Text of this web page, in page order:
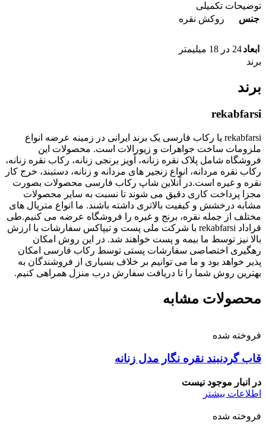
توضیحات تکمیلی
جنس
روکش نقره
ابعاد24 در 18 میلیمتر
برند
برند
rekabfarsi
rekabfarsi یا رکاب فارسی یک برند ایرانی در زمینه عرضه انواع
ملزومات ساخت جواهرات و زیورالات است. محصولات این
فروشگاه شامل پلاک نقره زنانه، آویز برنجی زنانه، رکاب نقره زنانه،
رکاب نقره مردانه، انواع زنجیر های مردانه و زنانه، دستبند، خرج کار
نقره و غیره است.در آنلاین شاپ رکاب فارسی محصولات بصورت
مجزا پرداخت کاری دقیق می شوند تا نسبت به سایر محصولات
مشابه درخشش و کیفیت بالاتری داشته باشند. ما انواع متریال های
مختلف از جمله نقره، برنج و غیره را فروشگاه عرضه می کنیم.طی
قراداد rekabfarsi با شرکت ملی پست و تیپاکس سفارشات با ارزش
بالا نیز توسط ما بیمه و پست خواهند شد. در این روش امکان
رهگیری اختصاصی سفارشات پستی توسط رکاب فارسی امکان
پذیر خواهد بود و ما می توانیم بر خلاف بسیاری از فروشندگان به
بهترین روش شما را تا دریافت سفارش درب منزل همراهی کنیم.
محصولات مشابه
فروخته شده
قاب گردنبند نقره نگار مدل زنانه
در انبار موجود نیست
اطلاعات بیشتر
فروخته شده